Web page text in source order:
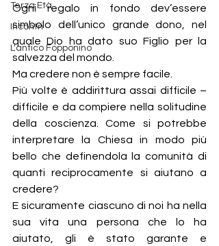
Terza Età
Incontri
L'antico Fopponino
Ogni regalo in fondo dev’essere
simbolo dell’unico grande dono, nel
quale Dio ha dato suo Figlio per la
salvezza del mondo.
Ma credere non è sempre facile.
Più volte è addirittura assai difficile –
difficile e da compiere nella solitudine
della coscienza. Come si potrebbe
interpretare la Chiesa in modo più
bello che definendola la comunità di
quanti reciprocamente si aiutano a
credere?
E sicuramente ciascuno di noi ha nella
sua vita una persona che lo ha
aiutato, gli è stato garante e